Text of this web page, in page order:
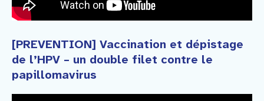
[PREVENTION] Vaccination et dépistage
de l’HPV – un double filet contre le
papillomavirus